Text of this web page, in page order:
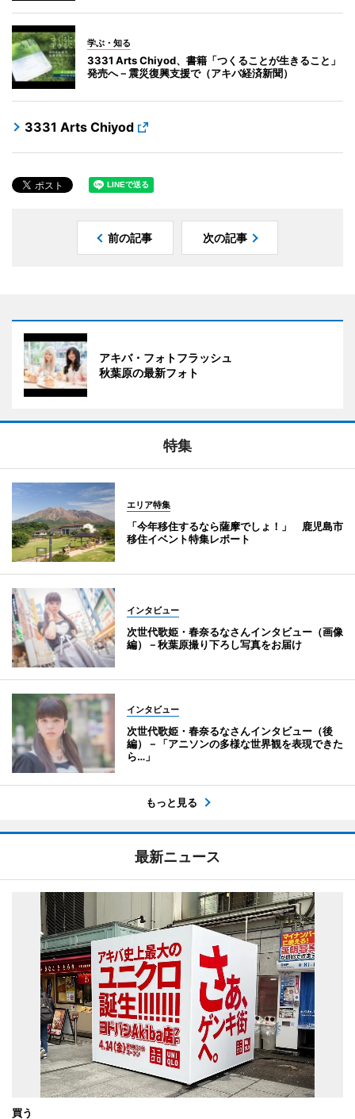
学ぶ・知る
3331 Arts Chiyod、書籍「つくることが生きること」
発売へ－震災復興支援で（アキバ経済新聞）
3331 Arts Chiyod
前の記事 次の記事
アキバ・フォトフラッシュ
秋葉原の最新フォト
特集
エリア特集
「今年移住するなら薩摩でしょ！」 鹿児島市
移住イベント特集レポート
インタビュー
次世代歌姫・春奈るなさんインタビュー（画像
編）－秋葉原撮り下ろし写真をお届け
インタビュー
次世代歌姫・春奈るなさんインタビュー（後
編）－「アニソンの多様な世界観を表現できた
ら…」
もっと見る
最新ニュース
買う